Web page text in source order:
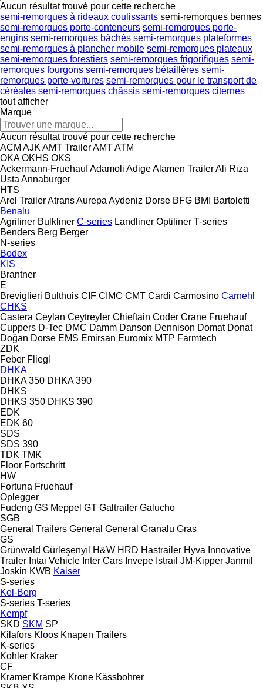
Aucun résultat trouvé pour cette recherche
semi-remorques à rideaux coulissants semi-remorques bennes
semi-remorques porte-conteneurs semi-remorques porte-
engins semi-remorques bâchés semi-remorques plateformes
semi-remorques à plancher mobile semi-remorques plateaux
semi-remorques forestiers semi-remorques frigorifiques semi-
remorques fourgons semi-remorques bétaillères semi-
remorques porte-voitures semi-remorques pour le transport de
céréales semi-remorques châssis semi-remorques citernes
tout afficher
Marque
Aucun résultat trouvé pour cette recherche
ACM AJK AMT TrailerAMTATM
OKA OKHS OKS
Ackermann-FruehaufAdamoli AdigeAlamen TrailerAli Riza
Usta Annaburger
HTS
Arel TrailerAtransAurepa Aydeniz Dorse BFG BMI
Bartoletti
Benalu
Agriliner Bulkliner C-series Landliner Optiliner T-series
Benders Berg Berger
N-series
Bodex
KIS
Brantner
E
Breviglieri Bulthuis CIF CIMC CMT Cardi Carmosino Carnehl
CHKS
Castera Ceylan Ceytreyler Chieftain Coder Crane Fruehauf
Cuppers D-Tec DMC Damm Danson Dennison Domat Donat
Doğan Dorse EMS Emirsan Euromix MTP Farmtech
ZDK
Feber Fliegl
DHKA
DHKA 350 DHKA 390
DHKS
DHKS 350 DHKS 390
EDK
EDK 60
SDS
SDS 390
TDK TMK
Floor Fortschritt
HW
Fortuna Fruehauf
Oplegger
Fudeng GS Meppel GT Galtrailer Galucho
SGB
General Trailers General General Granalu Gras
GS
Grünwald Gürleşenyıl H&W HRD Hastrailer Hyva Innovative
Trailer Intai Vehicle Inter Cars Invepe Istrail JM-Kipper Janmil
Joskin KWB Kaiser
S-series
Kel-Berg
S-series T-series
Kempf
SKD SKM SP
Kilafors Kloos Knapen Trailers
K-series
Kohler Kraker
CF
Kramer Krampe Krone Kässbohrer